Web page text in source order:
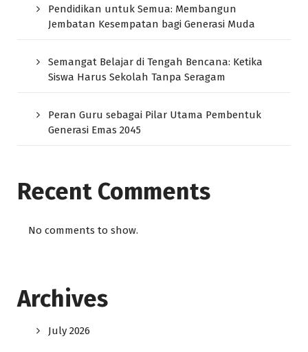
Pendidikan untuk Semua: Membangun
Jembatan Kesempatan bagi Generasi Muda
Semangat Belajar di Tengah Bencana: Ketika
Siswa Harus Sekolah Tanpa Seragam
Peran Guru sebagai Pilar Utama Pembentuk
Generasi Emas 2045
Recent Comments
No comments to show.
Archives
July 2026